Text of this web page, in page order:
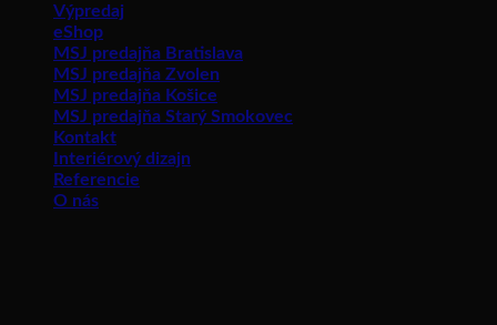
Výpredaj
eShop
MSJ predajňa Bratislava
MSJ predajňa Zvolen
MSJ predajňa Košice
MSJ predajňa Starý Smokovec
Kontakt
Interiérový dizajn
Referencie
O nás